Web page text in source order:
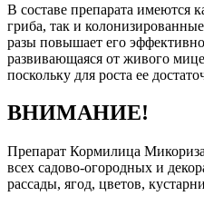
В составе препарата имеются
гриба, так и
разы повышает его
развивающаяся от живого
поскольку для роста ее
ВНИМАНИЕ!
Препарат Кормилица
всех садово-огородных и
рассады, ягод, цветов,